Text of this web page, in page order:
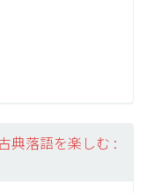
典落語を楽しむ :